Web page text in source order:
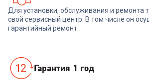
Для установки, обслуживания и ремонта
свой сервисный центр. В том числе он
гарантийный ремонт
Гарантия 1 год